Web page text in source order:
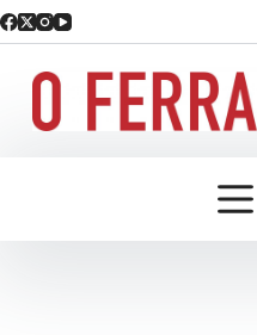
Saltar
ao